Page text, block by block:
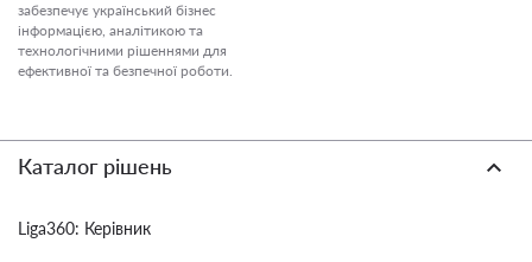
забезпечує український бізнес
інформацією, аналітикою та
технологічними рішеннями для
ефективної та безпечної роботи.
Каталог рішень
Liga360: Керівник